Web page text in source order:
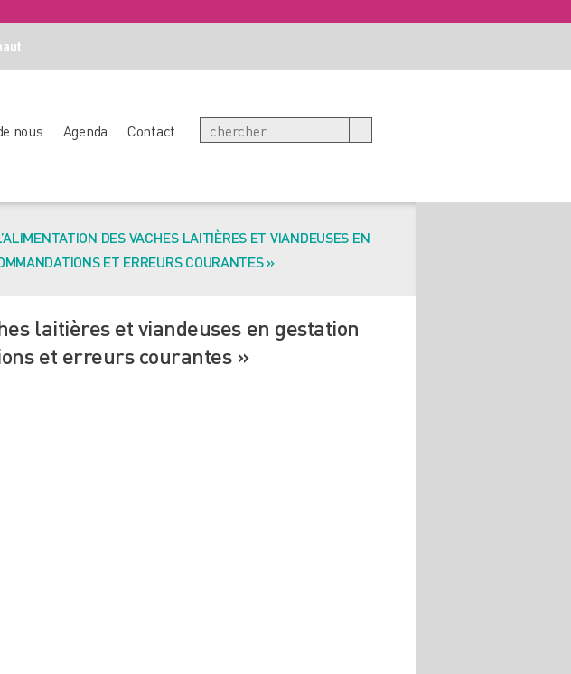
nous Agenda Contact
DES VACHES LAITIÈRES ET VIANDEUSES EN
ET ERREURS COURANTES »
laitières et viandeuses en gestation
et erreurs courantes »